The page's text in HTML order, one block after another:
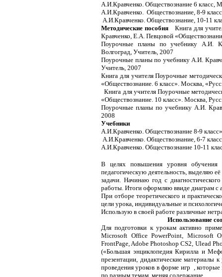
А.И.Кравченко. Обществознание 6 класс,
А.И.Кравченко. Обществознание, 8-9
А.И.Кравченко. Обществознание, 10-11
Методические пособия
Книга для
Кравченко, Е.А. Певцовой
Поурочные планы по учебнику А.И.
Волгоград, Учитель, 2007
Поурочные планы по учебнику А.И.
Учитель, 2007
Книга для учителя Поурочные
«Обществознание. 6 класс». Москва,
Книга для учителя Поурочные
«Обществознание. 10 класс». Москва,
Поурочные планы по учебнику А.И.
2008
Учебники
А.И.Кравченко. Обществознание 8-9
А.И.Кравченко. Обществознание, 6-7
А.И.Кравченко. Обществознание 10-11
В целях повышения уровня обучения
педагогическую деятельность, выделяю
задачи. Начинаю год с
работы. Итоги оформляю ввиде диаграм с
При отборе теоретического и
цели урока, индивидуальные и
Использую в своей работе различные
Использование
Для подготовки к урокам активно
Microsoft Office PowerPoint, Microsoft
FrontPage, Adobe Photoshop CS2, Ulead
(«Большая энциклопедия Кирилла и
презентации, дидактические материалы
проведения уроков в форме игр ,
по разным темам, меняя содержание.